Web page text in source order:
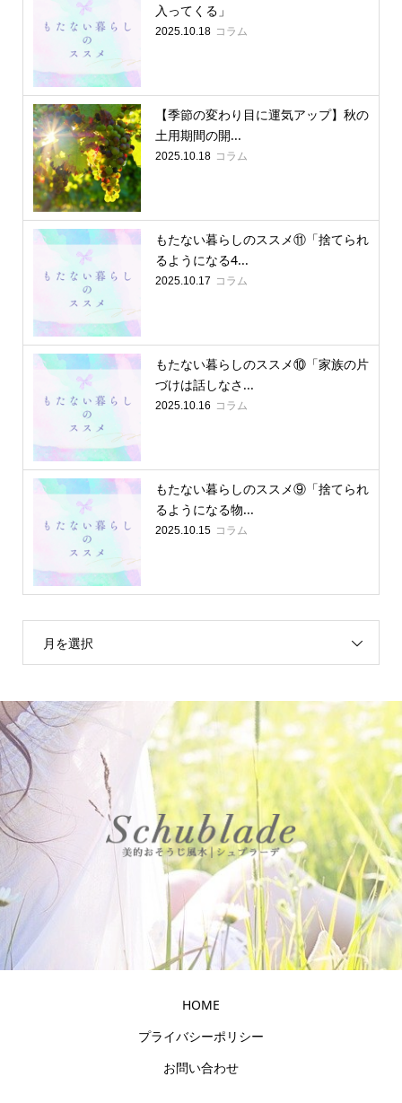
入ってくる」
2025.10.18 コラム
【季節の変わり目に運気アップ】秋の
土用期間の開...
2025.10.18 コラム
もたない暮らしのススメ⑪「捨てられ
るようになる4...
2025.10.17 コラム
もたない暮らしのススメ⑩「家族の片
づけは話しなさ...
2025.10.16 コラム
もたない暮らしのススメ⑨「捨てられ
るようになる物...
2025.10.15 コラム
月を選択
HOME
プライバシーポリシー
お問い合わせ